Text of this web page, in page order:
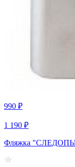
990 ₽
1 190 ₽
Фляжка